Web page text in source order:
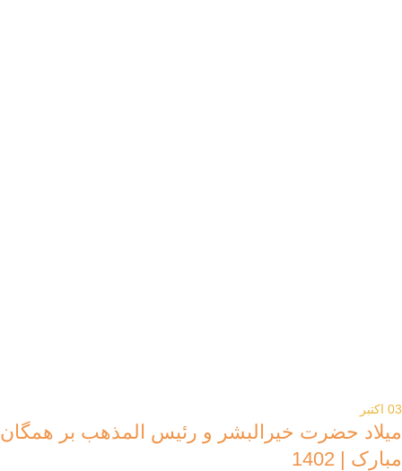
03 اکتبر
میلاد حضرت خیرالبشر و رئیس المذهب بر همگان
مبارک | 1402